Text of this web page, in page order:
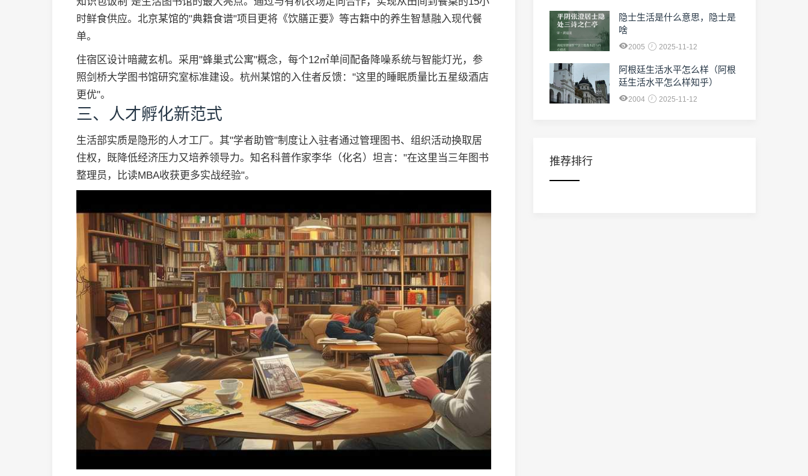
时鲜食供应。北京某馆的"典籍食谱"项目更将《饮膳正要》等古籍中的养生智慧融入现代餐
单。
住宿区设计暗藏玄机。采用"蜂巢式公寓"概念，每个12㎡单间配备降噪系统与智能灯光，参
照剑桥大学图书馆研究室标准建设。杭州某馆的入住者反馈："这里的睡眠质量比五星级酒店
更优"。
三、人才孵化新范式
生活部实质是隐形的人才工厂。其"学者助管"制度让入驻者通过管理图书、组织活动换取居
住权，既降低经济压力又培养领导力。知名科普作家李华（化名）坦言："在这里当三年图书
整理员，比读MBA收获更多实战经验"。
隐士生活是什么意思，隐士是
啥
2005 2025-11-12
阿根廷生活水平怎么样（阿根
廷生活水平怎么样知乎）
2004 2025-11-12
推荐排行